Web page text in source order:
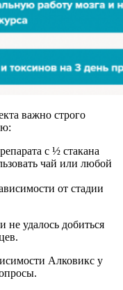
важно строго
с ½ стакана
чай или любой
от стадии
не удалось добиться
Алковикс у